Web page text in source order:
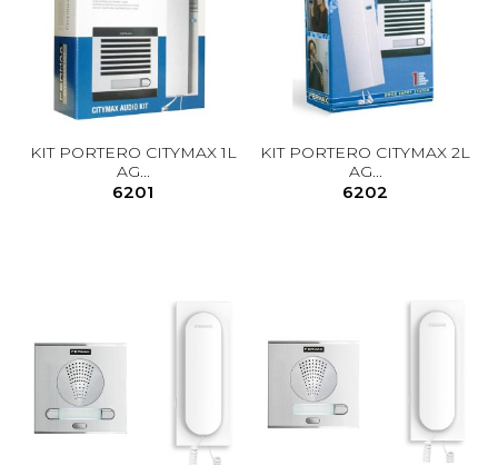
KIT PORTERO CITYMAX 1L
AG...
6201
KIT PORTERO CITYMAX 2L
AG...
6202